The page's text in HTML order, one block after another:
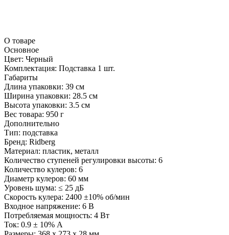
О товаре
Основное
Цвет: Черный
Комплектация: Подставка 1 шт.
Габариты
Длина упаковки: 39 см
Ширина упаковки: 28.5 см
Высота упаковки: 3.5 см
Вес товара: 950 г
Дополнительно
Тип: подставка
Бренд: Ridberg
Материал: пластик, металл
Количество ступеней регулировки высоты: 6
Количество кулеров: 6
Диаметр кулеров: 60 мм
Уровень шума: ≤ 25 дБ
Скорость кулера: 2400 ±10% об/мин
Входное напряжение: 6 В
Потребляемая мощность: 4 Вт
Ток: 0.9 ± 10% А